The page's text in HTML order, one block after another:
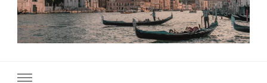
Elämää ja Matkoja